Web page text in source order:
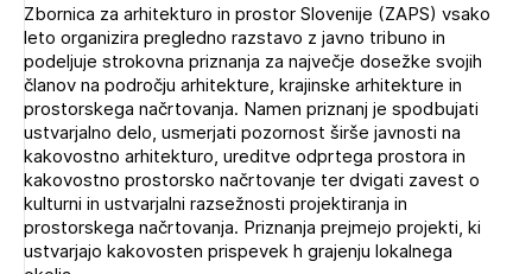
PRIJAVITE SE
POZABLJENO GESLO
Zbornica za arhitekturo in prostor Slovenije (ZAPS) vsako
leto organizira pregledno razstavo z javno tribuno in
podeljuje strokovna priznanja za največje dosežke svojih
članov na področju arhitekture, krajinske arhitekture in
prostorskega načrtovanja. Namen priznanj je spodbujati
ustvarjalno delo, usmerjati pozornost širše javnosti na
kakovostno arhitekturo, ureditve odprtega prostora in
kakovostno prostorsko načrtovanje ter dvigati zavest o
kulturni in ustvarjalni razsežnosti projektiranja in
prostorskega načrtovanja. Priznanja prejmejo projekti, ki
ustvarjajo kakovosten prispevek h grajenju lokalnega
Mesečni novičnik
Novičnik izobraževanj
Novičnik natečajev
Tedenski novičnik javnih naročil
Dnevne medijske objave